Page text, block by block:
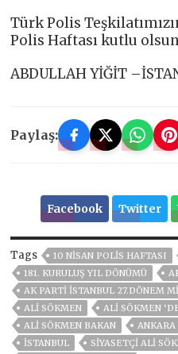
Türk Polis
Polis Haftası kutlu
ABDULLAH YİĞİT
Paylaş:
Facebook Twitter
Tags 10 NİSAN POLİS HAFTASI
181. KURULUŞ YIL DÖNÜMÜ
AK PARTI İSTANBUL 27.DÖNEM
ALI SÖKMEN
ALİ SÖKMEN
ALI SÖKMEN BAKAN
ANKARA
ISTANBUL
SİYASETÇİ ALİ